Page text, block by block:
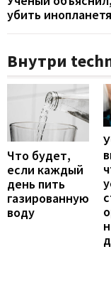
убить
Внутри
Что будет,
если каждый
день пить
газированную
воду